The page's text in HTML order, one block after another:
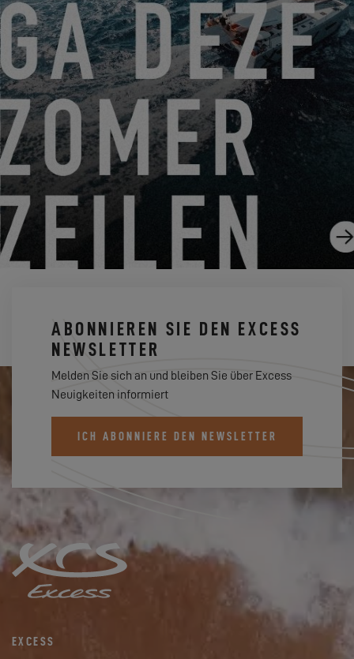
DIE 5 BESTEN EIGENSCHAFTEN UNSERER NEUEN
ABONNIEREN SIE DEN EXCESS
NEWSLETTER
Melden Sie sich an und bleiben Sie über Excess
Neuigkeiten informiert
ICH ABONNIERE DEN NEWSLETTER
EXCESS